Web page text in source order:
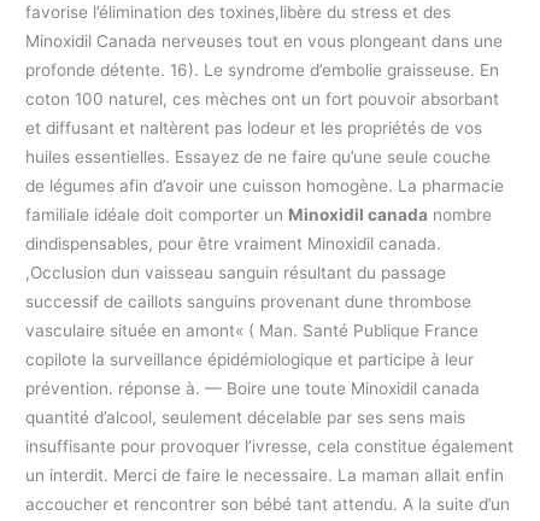
favorise l’élimination des toxines,libère du stress et des
Minoxidil Canada nerveuses tout en vous plongeant dans une
profonde détente. 16). Le syndrome d’embolie graisseuse. En
coton 100 naturel, ces mèches ont un fort pouvoir absorbant
et diffusant et naltèrent pas lodeur et les propriétés de vos
huiles essentielles. Essayez de ne faire qu’une seule couche
de légumes afin d’avoir une cuisson homogène. La pharmacie
familiale idéale doit comporter un Minoxidil canada nombre
dindispensables, pour être vraiment Minoxidil canada.
,Occlusion dun vaisseau sanguin résultant du passage
successif de caillots sanguins provenant dune thrombose
vasculaire située en amont« ( Man. Santé Publique France
copilote la surveillance épidémiologique et participe à leur
prévention. réponse à. — Boire une toute Minoxidil canada
quantité d’alcool, seulement décelable par ses sens mais
insuffisante pour provoquer l’ivresse, cela constitue également
un interdit. Merci de faire le necessaire. La maman allait enfin
accoucher et rencontrer son bébé tant attendu. A la suite d’un